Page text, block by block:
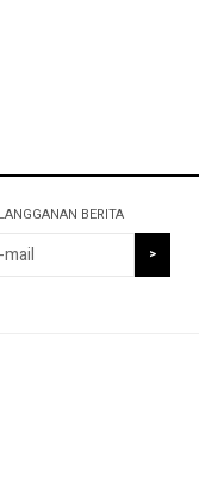
BERITA